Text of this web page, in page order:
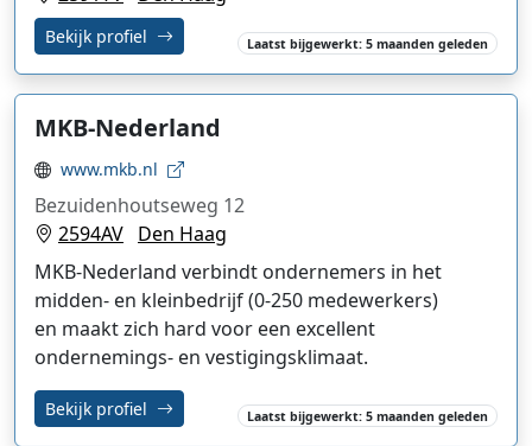
Bekijk profiel Laatst bijgewerkt: 5 maanden geleden
MKB-Nederland
www.mkb.nl
Bezuidenhoutseweg 12
2594AV Den Haag
MKB-Nederland verbindt ondernemers in het
midden- en kleinbedrijf (0-250 medewerkers)
en maakt zich hard voor een excellent
ondernemings- en vestigingsklimaat.
Bekijk profiel Laatst bijgewerkt: 5 maanden geleden